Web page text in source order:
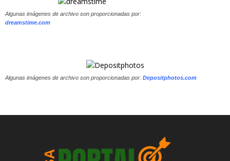
Algunas imágenes de archivo son proporcionadas por:
dreamstime.com
Algunas imágenes de archivo son proporcionadas por: Depositphotos.com